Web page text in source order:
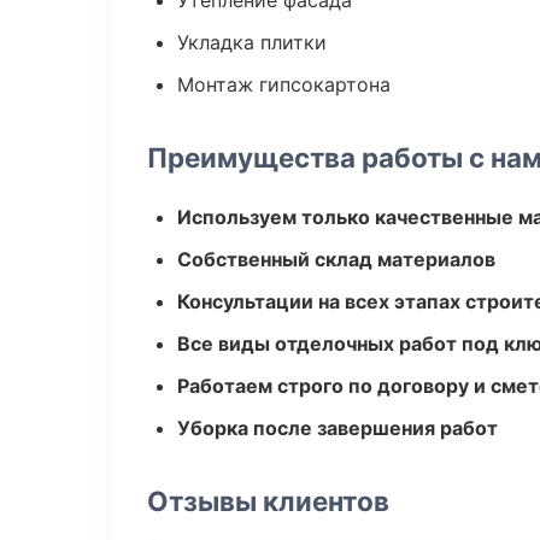
Укладка плитки
Монтаж гипсокартона
Преимущества работы с
Используем только качественные
Собственный склад материалов
Консультации на всех этапах
Все виды отделочных работ под
Работаем строго по договору и
Уборка после завершения работ
Отзывы клиентов